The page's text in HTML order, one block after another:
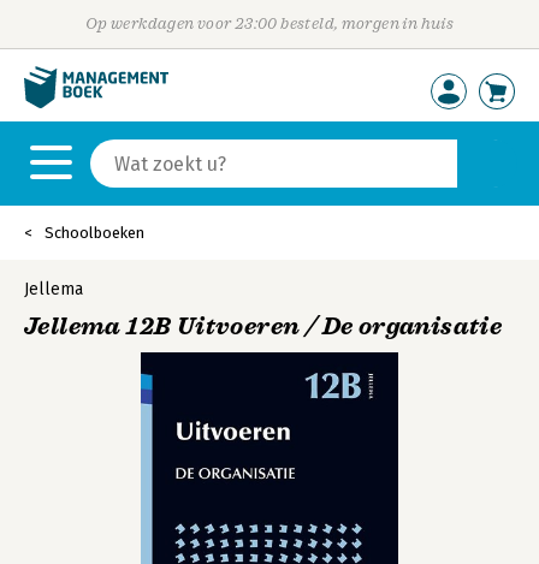
Op werkdagen voor 23:00 besteld, morgen in huis
Schoolboeken
Jellema
Jellema 12B Uitvoeren / De organisatie